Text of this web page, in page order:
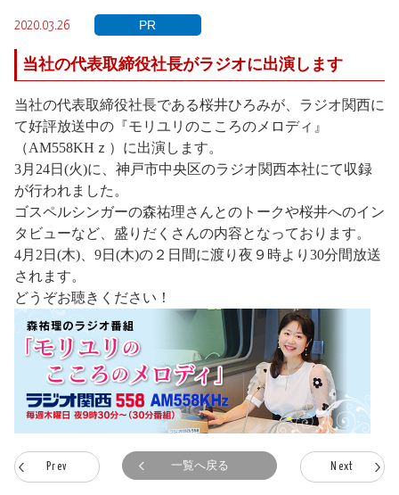
2020.03.26 PR
当社の代表取締役社長がラジオに出演します
当社の代表取締役社長である桜井ひろみが、ラジオ関西に
て好評放送中の『モリユリのこころのメロディ』
（AM558KHｚ）に出演します。
3月24日(火)に、神戸市中央区のラジオ関西本社にて収録
が行われました。
ゴスペルシンガーの森祐理さんとのトークや桜井へのイン
タビューなど、盛りだくさんの内容となっております。
4月2日(木)、9日(木)の２日間に渡り夜９時より30分間放送
されます。
どうぞお聴きください！
Prev 一覧へ戻る Next